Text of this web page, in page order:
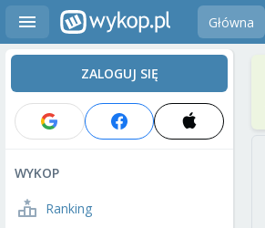
Główna
ZALOGUJ SIĘ
WYKOP
Ranking